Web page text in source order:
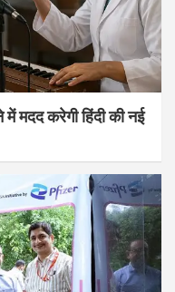
में मदद करेगी हिंदी की नई